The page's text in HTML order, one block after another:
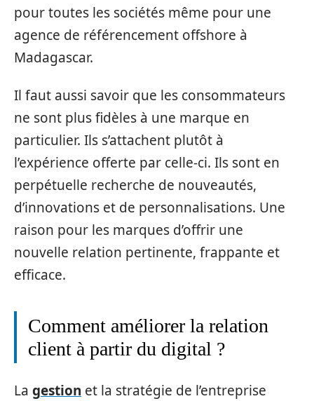
pour toutes les sociétés même pour une
agence de référencement offshore à
Madagascar.
Il faut aussi savoir que les consommateurs
ne sont plus fidèles à une marque en
particulier. Ils s’attachent plutôt à
l’expérience offerte par celle-ci. Ils sont en
perpétuelle recherche de nouveautés,
d’innovations et de personnalisations. Une
raison pour les marques d’offrir une
nouvelle relation pertinente, frappante et
efficace.
Comment améliorer la relation
client à partir du digital ?
La gestion et la stratégie de l’entreprise